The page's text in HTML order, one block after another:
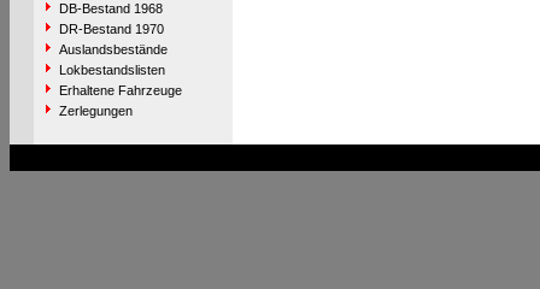
DB-Bestand 1968
DR-Bestand 1970
Auslandsbestände
Lokbestandslisten
Erhaltene Fahrzeuge
Zerlegungen